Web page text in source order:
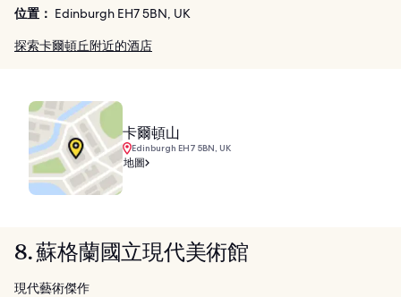
位置： Edinburgh EH7 5BN, UK
探索卡爾頓丘附近的酒店
卡爾頓山
Edinburgh EH7 5BN, UK
地圖
8. 蘇格蘭國立現代美術館
現代藝術傑作